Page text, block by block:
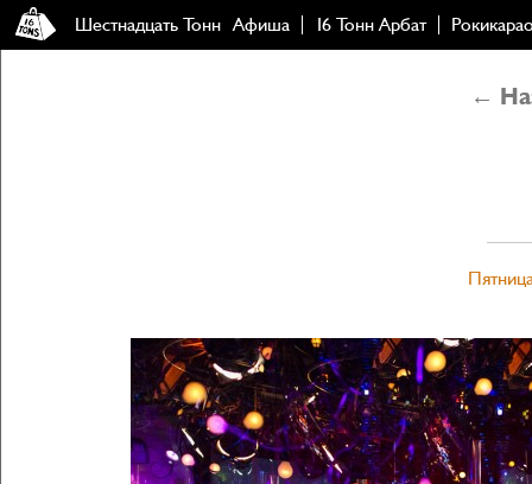
Шестнадцать Тонн Афиша 16 Тонн Арбат
←